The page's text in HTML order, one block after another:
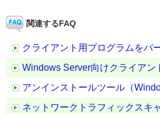
関連するFAQ
クライアント用プログラムをバ
Windows Server向けクライア
アンインストールツール（
ネットワークトラフィックスキ